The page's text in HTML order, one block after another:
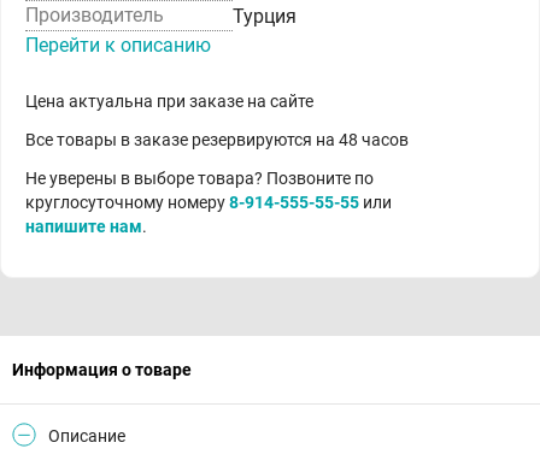
Производитель
Турция
Перейти к описанию
Цена актуальна при заказе на сайте
Все товары в заказе резервируются на 48 часов
Не уверены в выборе товара? Позвоните по
круглосуточному номеру8-914-555-55-55 или
напишите нам.
Информация о товаре
Описание